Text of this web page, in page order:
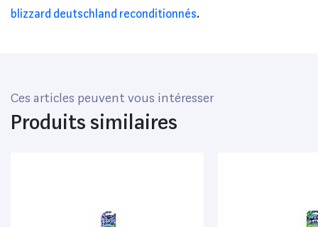
blizzard deutschland reconditionnés.
Ces articles peuvent vous intéresser
Produits similaires